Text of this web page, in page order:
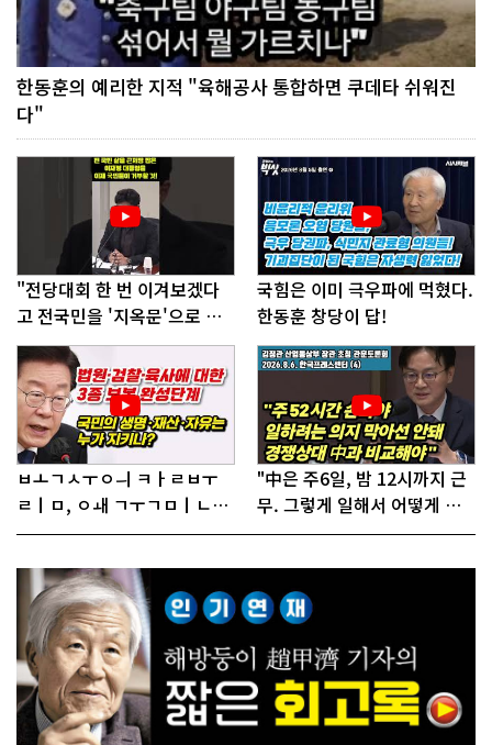
한동훈의 예리한 지적 "육해공사 통합하면 쿠데타 쉬워진
다"
"전당대회 한 번 이겨보겠다
고 전국민을 '지옥문'으로 밀
어!"
국힘은 이미 극우파에 먹혔다.
한동훈 창당이 답!
ㅂㅗㄱㅅㅜㅇㅢ ㅋㅏㄹㅂㅜ
ㄹㅣㅁ, ㅇㅙ ㄱㅜㄱㅁㅣㄴㄷ
ㅡㄹㅇㅣ ㄷㅏㅇㅎㅐㅇㅑ ㅎ
"中은 주6일, 밤 12시까지 근
무. 그렇게 일해서 어떻게 경
쟁하냐 반문하더라"